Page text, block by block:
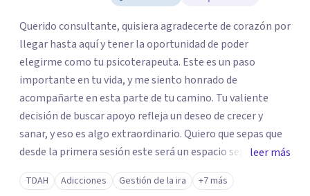
Querido consultante, quisiera agradecerte de corazón por
llegar hasta aquí y tener la oportunidad de poder
elegirme como tu psicoterapeuta. Este es un paso
importante en tu vida, y me siento honrado de
acompañarte en esta parte de tu camino. Tu valiente
decisión de buscar apoyo refleja un deseo de crecer y
sanar, y eso es algo extraordinario. Quiero que sepas que
desde la primera sesión este será un espacio seguro
donde podrás expresar lo que sientes y piensas sin juicio.
Sabes que cada persona es única y va a su propio ritmo,
leer más
TDAH Adicciones Gestión de la ira +7 más